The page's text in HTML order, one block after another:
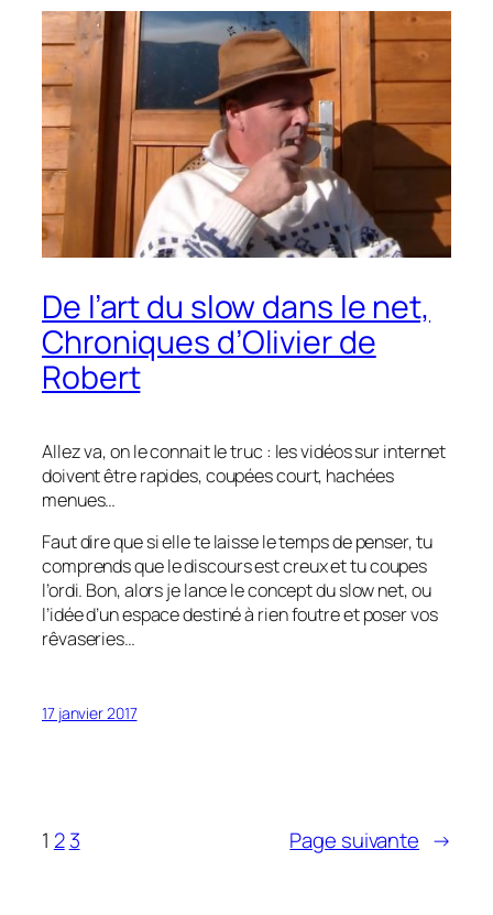
De l’art du slow dans le net,
Chroniques d’Olivier de
Robert
Allez va, on le connait le truc : les vidéos sur internet
doivent être rapides, coupées court, hachées
menues…
Faut dire que si elle te laisse le temps de penser, tu
comprends que le discours est creux et tu coupes
l’ordi. Bon, alors je lance le concept du slow net, ou
l’idée d’un espace destiné à rien foutre et poser vos
rêvaseries…
17 janvier 2017
1 2 3 Page suivante →